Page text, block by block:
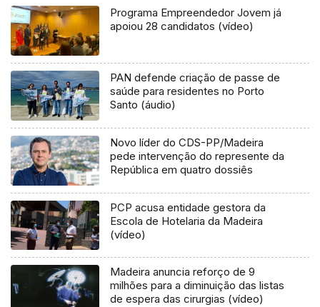
Programa Empreendedor Jovem já
apoiou 28 candidatos (vídeo)
PAN defende criação de passe de
saúde para residentes no Porto
Santo (áudio)
Novo líder do CDS-PP/Madeira
pede intervenção do represente da
República em quatro dossiês
PCP acusa entidade gestora da
Escola de Hotelaria da Madeira
(vídeo)
Madeira anuncia reforço de 9
milhões para a diminuição das listas
de espera das cirurgias (vídeo)